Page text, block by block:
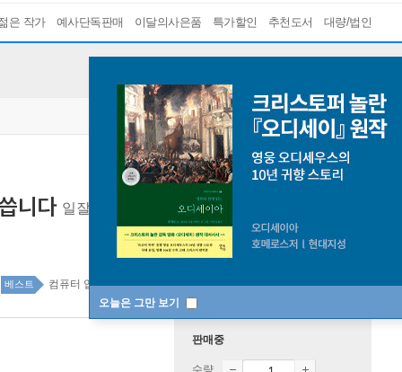
은 작가 예사단독판매 이달의사은품 특가할인 추천도서 대량/법인
오늘은 그만 보기
니다 일잘러 장피엠의 AI 실무, 자동화, 노코드, GPTs,
베스트 컴퓨터 입문/활용 87위 IT 모바일 top20 3주
판매중
수량